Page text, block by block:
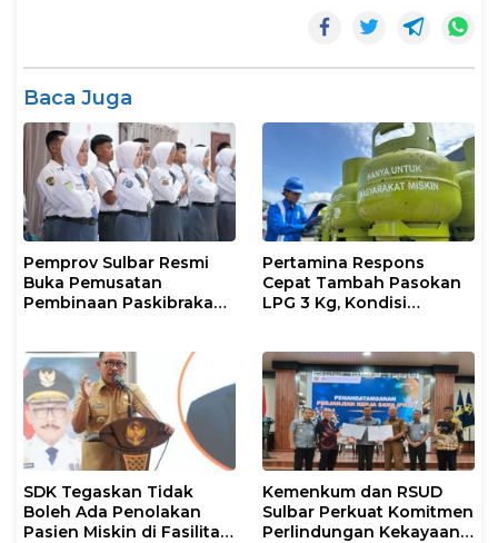
Baca Juga
Pemprov Sulbar Resmi
Buka Pemusatan
Pembinaan Paskibraka
Pertamina Respons
Cepat Tambah Pasokan
LPG 3 Kg, Kondisi
SDK Tegaskan Tidak
Boleh Ada Penolakan
Pasien Miskin di Fasilitas
Kemenkum dan RSUD
Sulbar Perkuat Komitmen
Perlindungan Kekayaan